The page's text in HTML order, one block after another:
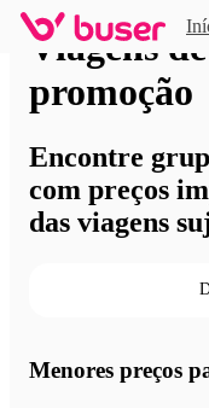
Viagens
promoção
Encontre
com preços
das viagens
Menores preços